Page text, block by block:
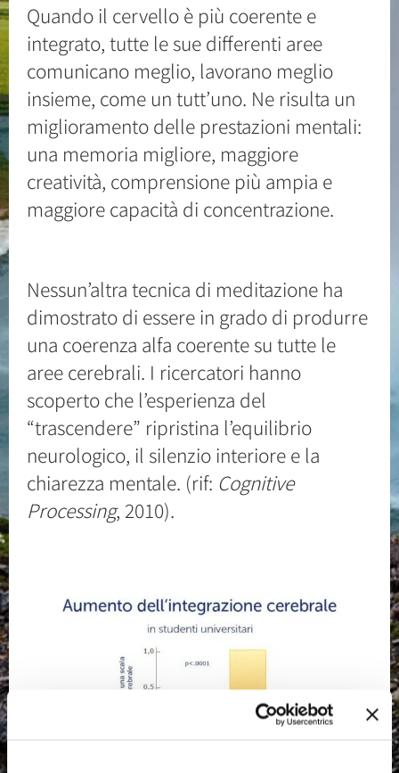
Quando il cervello è più coerente e
integrato, tutte le sue differenti aree
comunicano meglio, lavorano meglio
insieme, come un tutt’uno. Ne risulta un
miglioramento delle prestazioni mentali:
una memoria migliore, maggiore
creatività, comprensione più ampia e
maggiore capacità di concentrazione.
Nessun’altra tecnica di meditazione ha
dimostrato di essere in grado di produrre
una coerenza alfa coerente su tutte le
aree cerebrali. I ricercatori hanno
scoperto che l’esperienza del
“trascendere” ripristina l’equilibrio
neurologico, il silenzio interiore e la
chiarezza mentale. (rif: Cognitive
Processing, 2010).